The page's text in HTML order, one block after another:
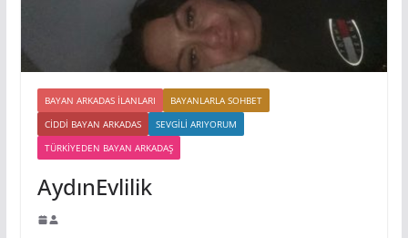
BAYAN ARKADAS ILANLARI
BAYANLARLA SOHBET
CIDDI BAYAN ARKADAS
SEVGILI ARIYORUM
TÜRKIYEDEN BAYAN ARKADAŞ
AydınEvlilik